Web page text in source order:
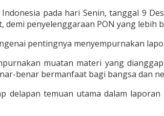
pada hari Senin, tanggal 9
penyelenggaraan PON yang lebih
pentingnya menyempurnakan
muatan materi yang
benar bermanfaat bagi bangsa dan
delapan temuan utama dalam